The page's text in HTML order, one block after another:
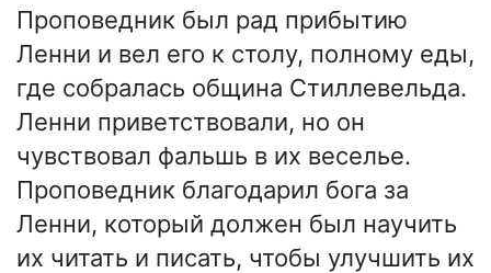
Проповедник был рад прибытию
Ленни и вел его к столу, полному еды,
где собралась община Стиллевельда.
Ленни приветствовали, но он
чувствовал фальшь в их веселье.
Проповедник благодарил бога за
Ленни, который должен был научить
их читать и писать, чтобы улучшить их